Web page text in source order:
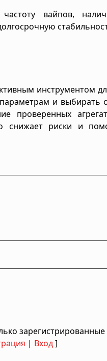
вайпов,
инструментом
и выбирать
проверенных
риски и
зарегистрированные
| Вход]